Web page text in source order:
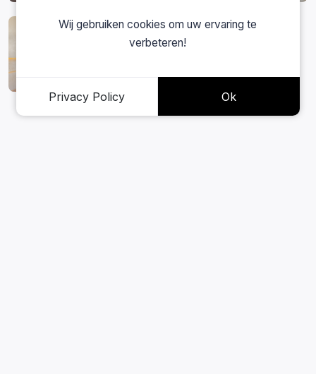
Wij gebruiken cookies om uw ervaring te
verbeteren!
Privacy Policy Ok